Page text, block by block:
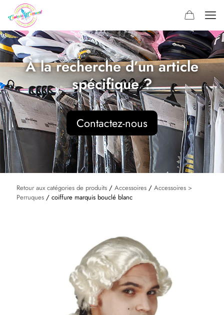
À la recherche d’un article
spécifique ?
Contactez-nous
Retour aux catégories de produits / Accessoires / Accessoires >
Perruques / coiffure marquis bouclé blanc